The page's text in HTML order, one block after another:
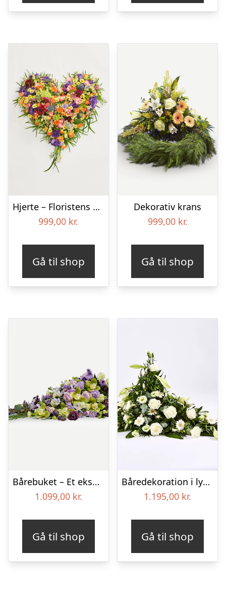
Hjerte – Floristens kreative valg
999,00 kr.
Gå til shop
Dekorativ krans
999,00 kr.
Gå til shop
Bårebuket – Et eksklusivt farvel
1.099,00 kr.
Gå til shop
Båredekoration i lyse nuancer – Blomster til begravelse
1.195,00 kr.
Gå til shop